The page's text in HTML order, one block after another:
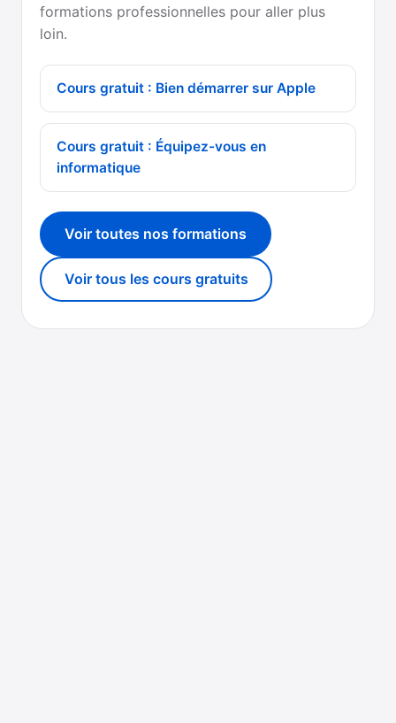
formations professionnelles pour aller plus
loin.
Cours gratuit : Bien démarrer sur Apple
Cours gratuit : Équipez-vous en
informatique
Voir toutes nos formations
Voir tous les cours gratuits